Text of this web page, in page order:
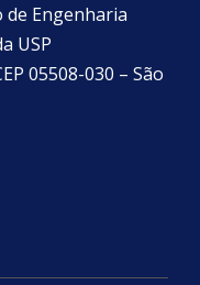
de Engenharia
USP
05508-030 – São